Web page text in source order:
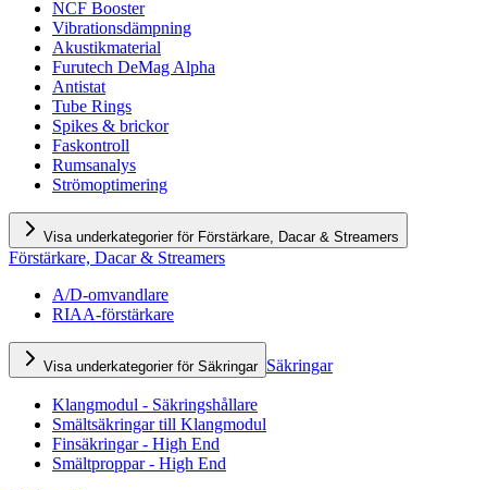
NCF Booster
Vibrationsdämpning
Akustikmaterial
Furutech DeMag Alpha
Antistat
Tube Rings
Spikes & brickor
Faskontroll
Rumsanalys
Strömoptimering
Visa underkategorier för Förstärkare, Dacar & Streamers
Förstärkare, Dacar & Streamers
A/D-omvandlare
RIAA-förstärkare
Visa underkategorier för Säkringar Säkringar
Klangmodul - Säkringshållare
Smältsäkringar till Klangmodul
Finsäkringar - High End
Smältproppar - High End